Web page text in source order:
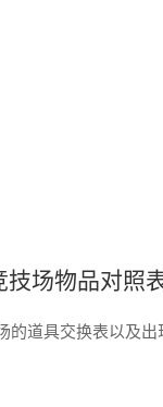
技场物品对照
的道具交换表以及出